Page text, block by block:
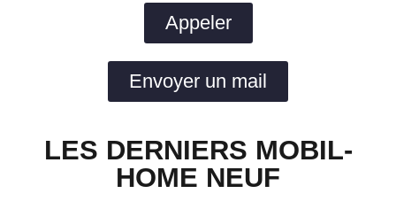
Appeler
Envoyer un mail
LES DERNIERS MOBIL-
HOME NEUF